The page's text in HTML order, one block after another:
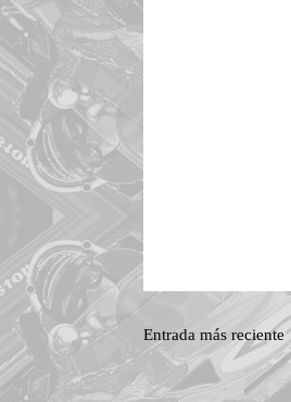
Entrada más reciente